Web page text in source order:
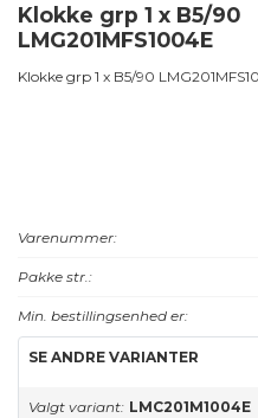
Klokke grp 1 x B5/90
LMG201MFS1004E
Klokke grp 1 x B5/90
Varenummer:
Pakke str.:
Min. bestillingsenhed er:
SE ANDRE VARIANTER
Valgt variant: LMC201M1004E